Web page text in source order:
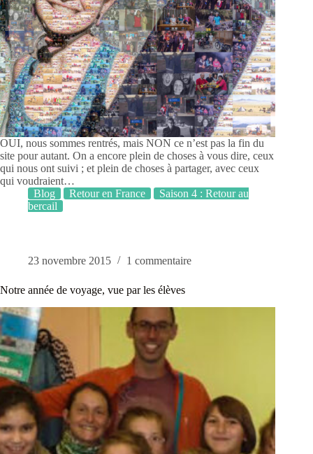
OUI, nous sommes rentrés, mais NON ce n’est pas la fin du
site pour autant. On a encore plein de choses à vous dire, ceux
qui nous ont suivi ; et plein de choses à partager, avec ceux
qui voudraient…
Blog
Retour en France
Saison 4 : Retour au
bercail
23 novembre 2015 1 commentaire
Notre année de voyage, vue par les élèves